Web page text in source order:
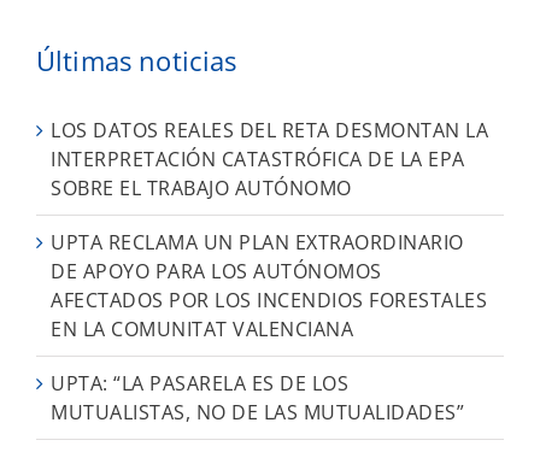
Últimas noticias
LOS DATOS REALES DEL RETA DESMONTAN LA
INTERPRETACIÓN CATASTRÓFICA DE LA EPA
SOBRE EL TRABAJO AUTÓNOMO
UPTA RECLAMA UN PLAN EXTRAORDINARIO
DE APOYO PARA LOS AUTÓNOMOS
AFECTADOS POR LOS INCENDIOS FORESTALES
EN LA COMUNITAT VALENCIANA
UPTA: “LA PASARELA ES DE LOS
MUTUALISTAS, NO DE LAS MUTUALIDADES”